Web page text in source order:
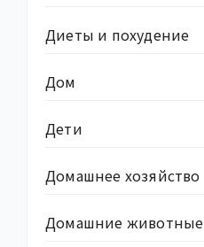
Диеты и похудение
Дом
Дети
Домашнее хозяйство
Домашние животные